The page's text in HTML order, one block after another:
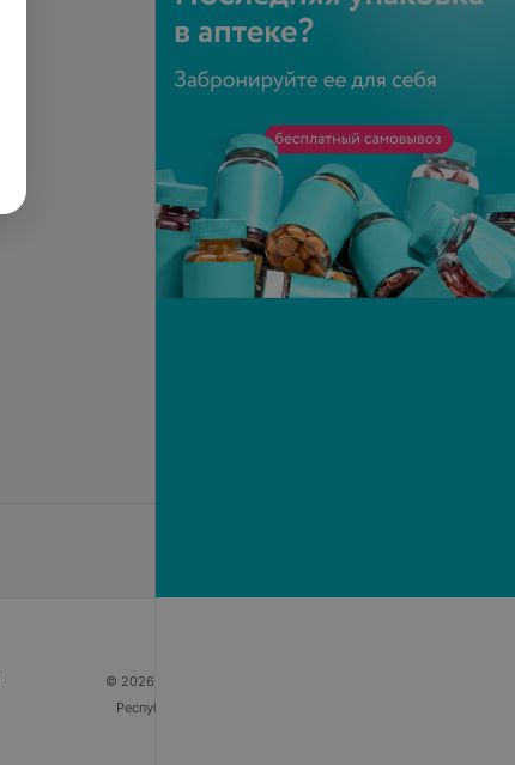
© 2026 ООО «Артокс Лаб», УНП 191700409
Республика Беларусь, г. Минск, улица Толбухина, 2,